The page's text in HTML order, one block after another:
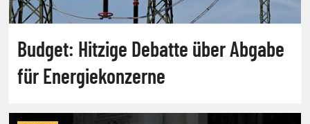
Budget: Hitzige Debatte über Abgabe
für Energiekonzerne